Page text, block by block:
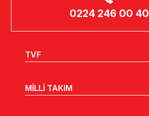
0224 246 00 40
TVF
MİLLİ TAKIM